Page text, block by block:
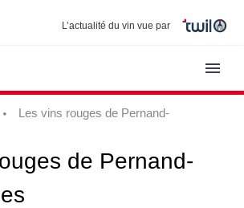
L’actualité du vin vue par
Les vins rouges de Pernand-
de Pernand-